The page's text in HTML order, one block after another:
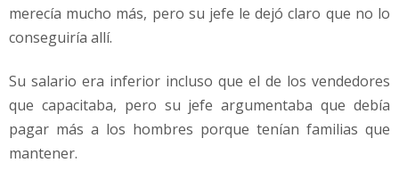
merecía mucho más, pero su jefe le dejó claro que no lo
conseguiría allí.
Su salario era inferior incluso que el de los vendedores
que capacitaba, pero su jefe argumentaba que debía
pagar más a los hombres porque tenían familias que
mantener.